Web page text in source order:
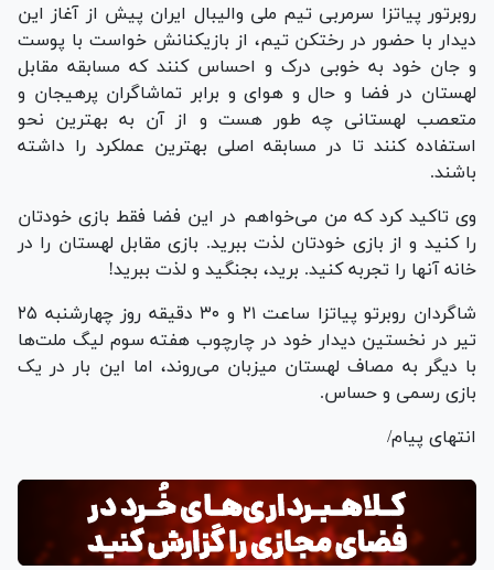
روبرتور پیاتزا سرمربی تیم ملی والیبال ایران پیش از آغاز این
دیدار با حضور در رختکن تیم، از بازیکنانش خواست با پوست
و جان خود به خوبی درک و احساس کنند که مسابقه مقابل
لهستان در فضا و حال و هوای و برابر تماشاگران پرهیجان و
متعصب لهستانی چه طور هست و از آن به بهترین نحو
استفاده کنند تا در مسابقه اصلی بهترین عملکرد را داشته
باشند.
وی تاکید کرد که من می‌خواهم در این فضا فقط بازی خودتان
را کنید و از بازی خودتان لذت ببرید. بازی مقابل لهستان را در
خانه آنها را تجربه کنید. برید، بجنگید و لذت ببرید!
شاگردان روبرتو پیاتزا ساعت ۲۱ و ۳۰ دقیقه روز چهارشنبه ۲۵
تیر در نخستین دیدار خود در چارچوب هفته سوم لیگ ملت‌ها
با دیگر به مصاف لهستان میزبان می‌روند، اما این بار در یک
بازی رسمی و حساس.
انتهای پیام/